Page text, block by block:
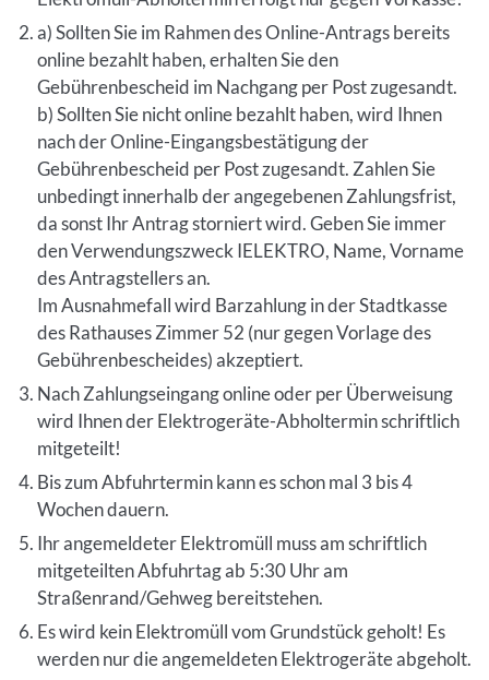
a) Sollten Sie im Rahmen des Online-Antrags bereits
online bezahlt haben, erhalten Sie den
Gebührenbescheid im Nachgang per Post zugesandt.
b) Sollten Sie nicht online bezahlt haben, wird Ihnen
nach der Online-Eingangsbestätigung der
Gebührenbescheid per Post zugesandt. Zahlen Sie
unbedingt innerhalb der angegebenen Zahlungsfrist,
da sonst Ihr Antrag storniert wird. Geben Sie immer
den Verwendungszweck IELEKTRO, Name, Vorname
des Antragstellers an.
Im Ausnahmefall wird Barzahlung in der Stadtkasse
des Rathauses Zimmer 52 (nur gegen Vorlage des
Gebührenbescheides) akzeptiert.
Nach Zahlungseingang online oder per Überweisung
wird Ihnen der Elektrogeräte-Abholtermin schriftlich
mitgeteilt!
Bis zum Abfuhrtermin kann es schon mal 3 bis 4
Wochen dauern.
Ihr angemeldeter Elektromüll muss am schriftlich
mitgeteilten Abfuhrtag ab 5:30 Uhr am
Straßenrand/Gehweg bereitstehen.
Es wird kein Elektromüll vom Grundstück geholt! Es
werden nur die angemeldeten Elektrogeräte abgeholt.